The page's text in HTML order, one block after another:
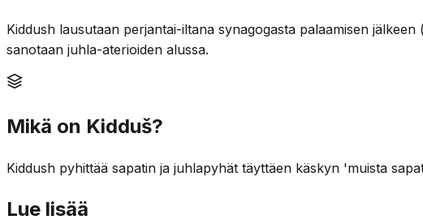
Kiddush lausutaan perjantai-iltana synagogasta palaamisen
sanotaan juhla-aterioiden alussa.
Mikä on Kidduš?
Kiddush pyhittää sapatin ja juhlapyhät täyttäen käskyn 'muista
Lue lisää